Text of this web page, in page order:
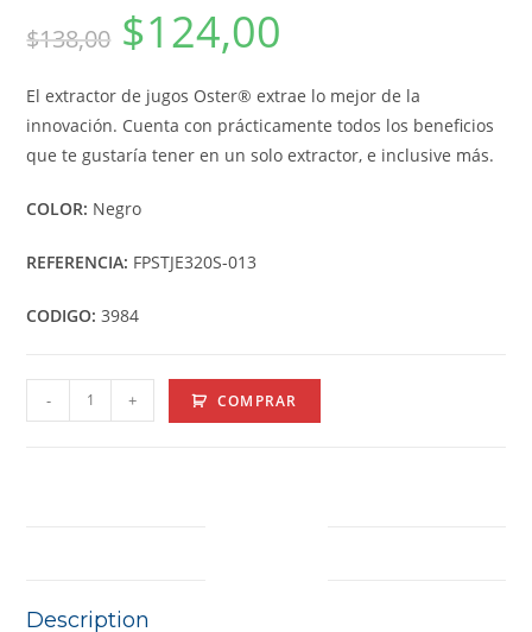
$138,00 $124,00
El extractor de jugos Oster® extrae lo mejor de la
innovación. Cuenta con prácticamente todos los beneficios
que te gustaría tener en un solo extractor, e inclusive más.
COLOR: Negro
REFERENCIA: FPSTJE320S-013
CODIGO: 3984
- + COMPRAR
Description